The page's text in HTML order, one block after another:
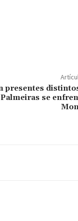
presentes
Palmeiras se